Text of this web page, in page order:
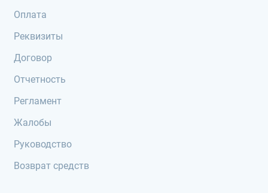
Оплата
Реквизиты
Договор
Отчетность
Регламент
Жалобы
Руководство
Возврат средств